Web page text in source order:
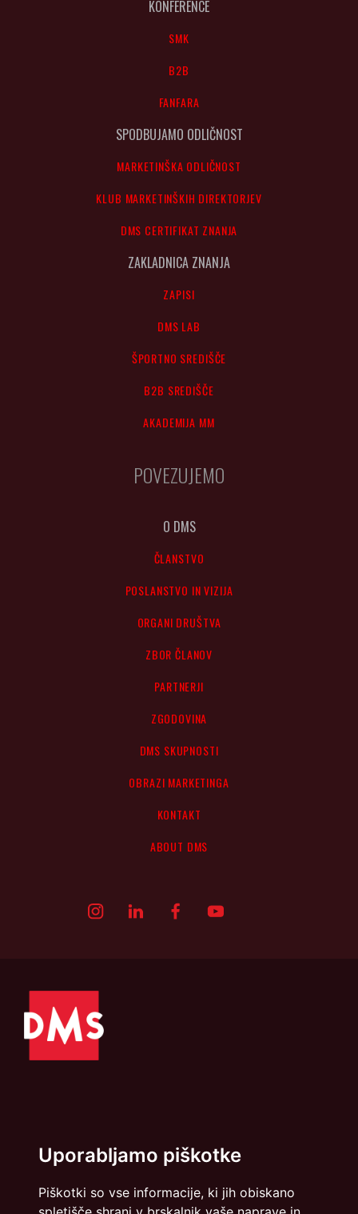
Uporabljamo piškotke
Piškotki so vse informacije, ki jih obiskano
KONFERENCE
SMK
B2B
FANFARA
SPODBUJAMO ODLIČNOST
MARKETINŠKA ODLIČNOST
KLUB MARKETINŠKIH DIREKTORJEV
DMS CERTIFIKAT ZNANJA
ZAKLADNICA ZNANJA
ZAPISI
DMS LAB
ŠPORTNO SREDIŠČE
B2B SREDIŠČE
AKADEMIJA MM
POVEZUJEMO
O DMS
ČLANSTVO
POSLANSTVO IN VIZIJA
ORGANI DRUŠTVA
ZBOR ČLANOV
PARTNERJI
ZGODOVINA
DMS SKUPNOSTI
OBRAZI MARKETINGA
KONTAKT
ABOUT DMS
Društvo za marketing Slovenije - DMS | Dimičeva ulica 13 |